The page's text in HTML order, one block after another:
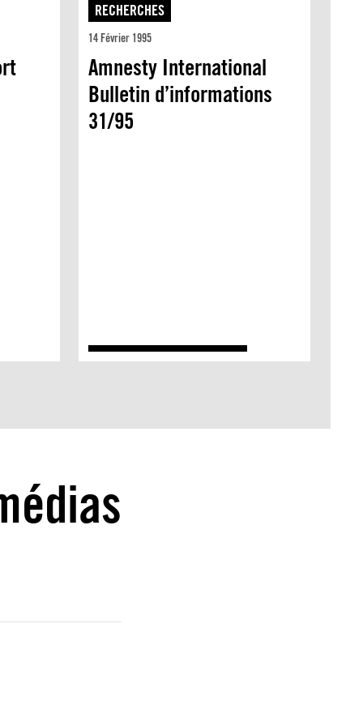
RECHERCHES
14 Février 1995
Amnesty International
Bulletin d’informations
31/95